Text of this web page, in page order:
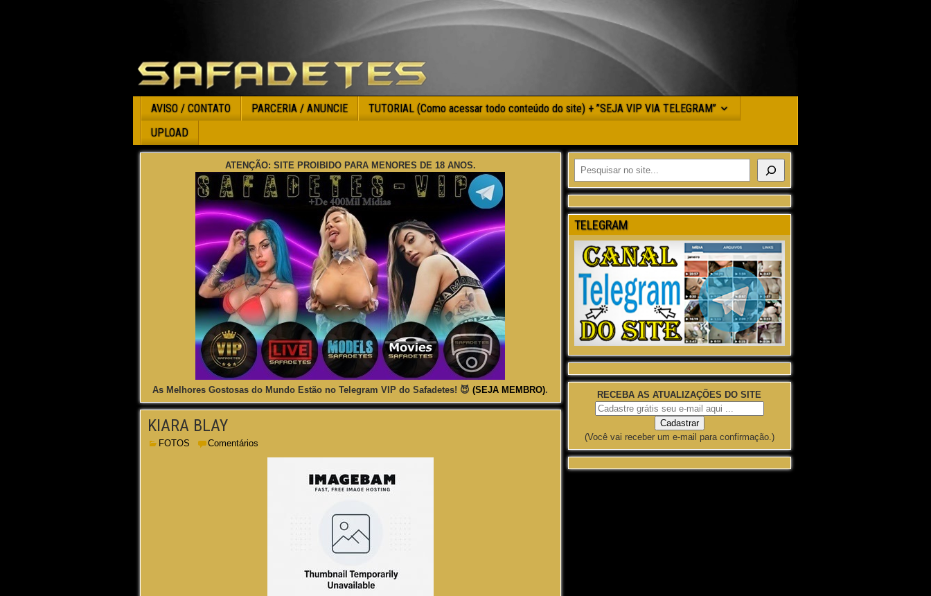
AVISO / CONTATO PARCERIA / ANUNCIE
TUTORIAL (Como acessar todo conteúdo do site) + ”SEJA VIP VIA TELEGRAM”
UPLOAD
ATENÇÃO: SITE PROIBIDO PARA MENORES DE 18 ANOS.
As Melhores Gostosas do Mundo Estão no Telegram VIP do Safadetes! 😈(SEJA MEMBRO).
KIARA BLAY
FOTOS Comentários
TELEGRAM
RECEBA AS ATUALIZAÇÕES DO SITE
(Você vai receber um e-mail para confirmação.)